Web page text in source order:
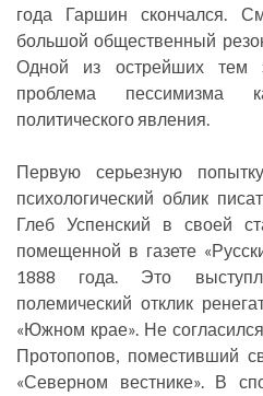
года Гаршин скончался.
большой общественный
Одной из острейших тем
проблема пессимизма
политического явления.
Первую серьезную
психологический облик
Глеб Успенский в своей
помещенной в газете
1888 года. Это
полемический отклик
«Южном крае». Не
Протопопов, поместивший
«Северном вестнике». В